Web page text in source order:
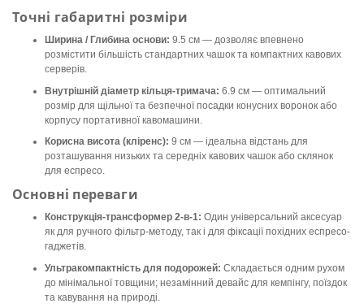
Точні габаритні розміри
Ширина / Глибина основи: 9.5 см — дозволяє впевнено
розмістити більшість стандартних чашок та компактних кавових
серверів.
Внутрішній діаметр кільця-тримача: 6.9 см — оптимальний
розмір для щільної та безпечної посадки конусних воронок або
корпусу портативної кавомашини.
Корисна висота (кліренс): 9 см — ідеальна відстань для
розташування низьких та середніх кавових чашок або склянок
для еспресо.
Основні переваги
Конструкція-трансформер 2-в-1: Один універсальний аксесуар
як для ручного фільтр-методу, так і для фіксації похідних еспресо-
гаджетів.
Ультракомпактність для подорожей: Складається одним рухом
до мінімальної товщини; незамінний девайс для кемпінгу, поїздок
та кавування на природі.